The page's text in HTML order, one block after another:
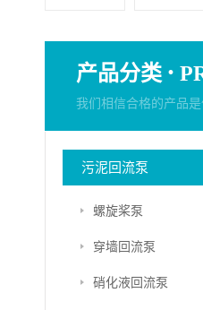
产品分类 ·
我们相信合格的产品是
污泥回流泵
螺旋桨泵
穿墙回流泵
硝化液回流泵